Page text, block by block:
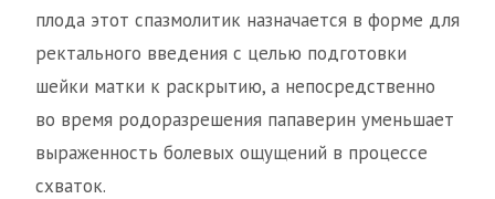
плода этот спазмолитик назначается в форме для
ректального введения с целью подготовки
шейки матки к раскрытию, а непосредственно
во время родоразрешения папаверин уменьшает
выраженность болевых ощущений в процессе
схваток.